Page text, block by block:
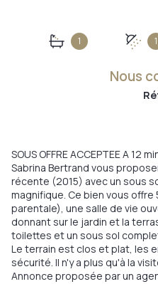
1 1
Nous
SOUS OFFRE ACCEPTEE A 12
Sabrina Bertrand vous
récente (2015) avec un sous
magnifique. Ce bien vous
parentale), une salle de vie
donnant sur le jardin et la
toilettes et un sous sol
Le terrain est clos et plat, les
sécurité. Il n'y a plus qu'à la
Annonce proposée par un